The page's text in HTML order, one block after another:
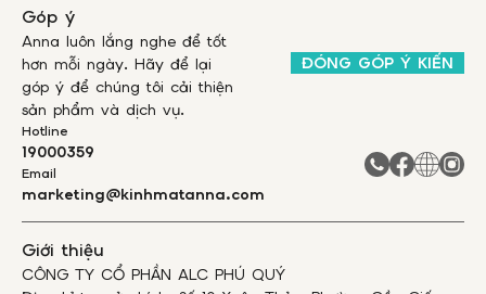
Góp ý
Anna luôn lắng nghe để tốt
hơn mỗi ngày. Hãy để lại
góp ý để chúng tôi cải thiện
sản phẩm và dịch vụ.
ĐÓNG GÓP Ý KIẾN
Hotline
19000359
Email
marketing@kinhmatanna.com
Giới thiệu
CÔNG TY CỔ PHẦN ALC PHÚ QUÝ